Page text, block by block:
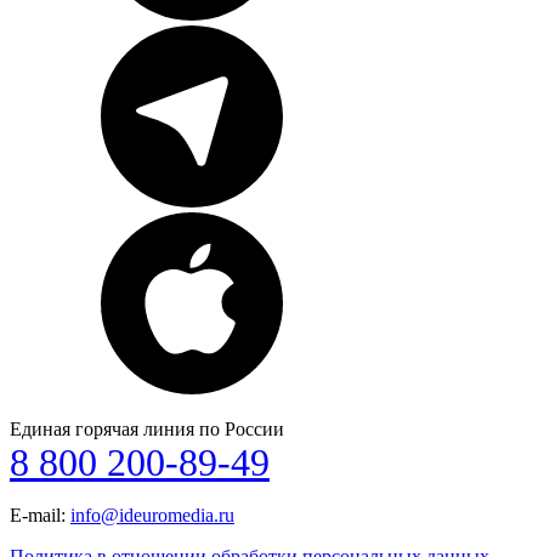
Единая горячая линия по России
8 800 200-89-49
E-mail: info@ideuromedia.ru